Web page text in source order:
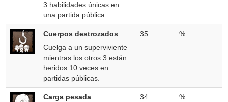
3 habilidades únicas en
una partida pública.
Cuerpos destrozados
Cuelga a un superviviente
mientras los otros 3 están
heridos 10 veces en
partidas públicas.
35 %
Carga pesada
34 %